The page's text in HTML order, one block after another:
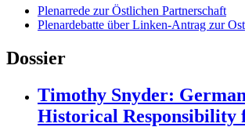
Plenarrede zur Östlichen Partnerschaft
Plenardebatte über Linken-Antrag zur
Dossier
Timothy Snyder:
Historical Responsibility